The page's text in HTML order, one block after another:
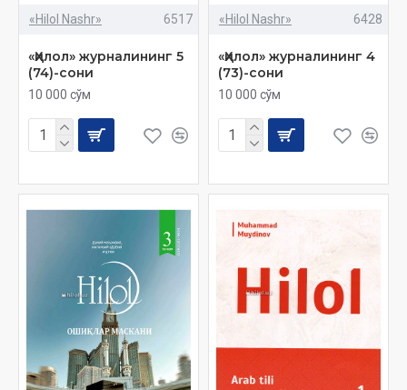
«Hilol Nashr» 6517
«Ҳилол» журналининг 5
(74)-сони
10 000 сўм
«Hilol Nashr» 6428
«Ҳилол» журналининг 4
(73)-сони
10 000 сўм